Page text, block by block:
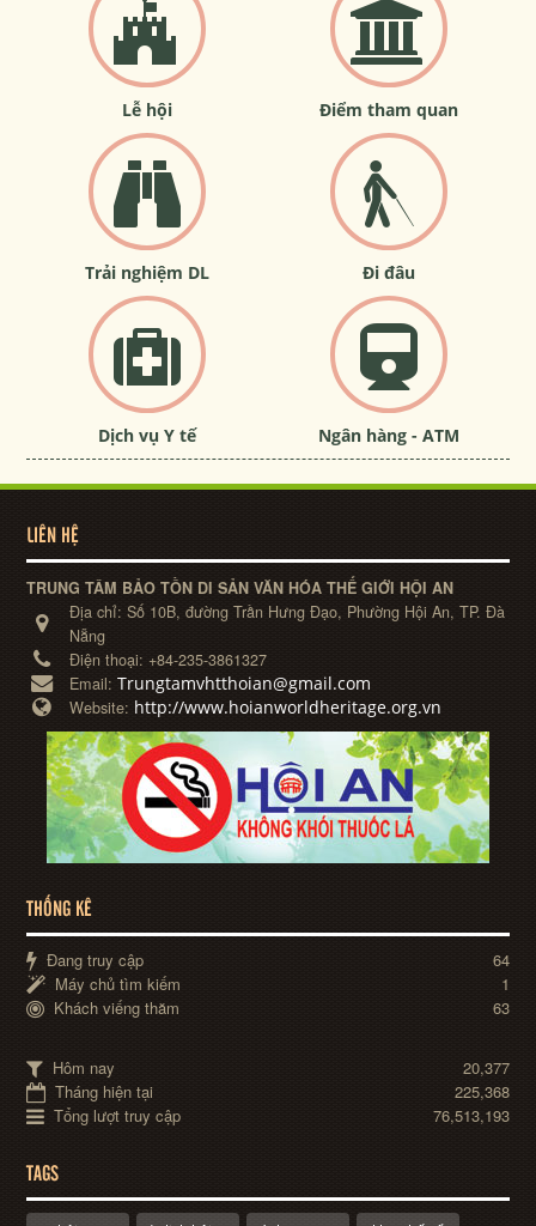
Lễ hội Điểm tham quan
Trải nghiệm DL Đi đâu
Dịch vụ Y tế Ngân hàng - ATM
LIÊN HỆ
TRUNG TÂM BẢO TỒN DI SẢN VĂN HÓA THẾ GIỚI HỘI AN
Địa chỉ:Số 10B, đường Trần Hưng Đạo, Phường Hội An, TP. Đà
Nẵng
Điện thoại: +84-235-3861327
Email:Trungtamvhtthoian@gmail.com
Website: http://www.hoianworldheritage.org.vn
THỐNG KÊ
Đang truy cập
64
Máy chủ tìm kiếm
1
Khách viếng thăm
63
Hôm nay
20,377
Tháng hiện tại
225,368
Tổng lượt truy cập
76,513,193
TAGS